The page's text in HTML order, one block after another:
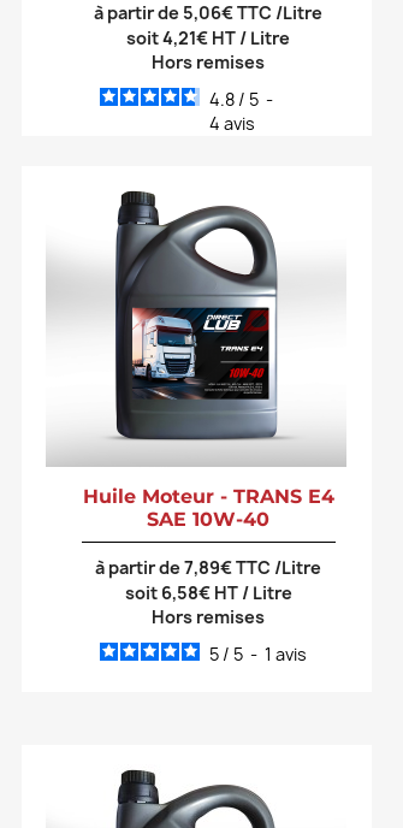
à partir de 5,06€ TTC /Litre
soit 4,21€ HT / Litre
Hors remises
4.8 / 5 -
4avis
Huile Moteur - TRANS E4
SAE 10W-40
à partir de 7,89€ TTC /Litre
soit 6,58€ HT / Litre
Hors remises
5 / 5 - 1avis